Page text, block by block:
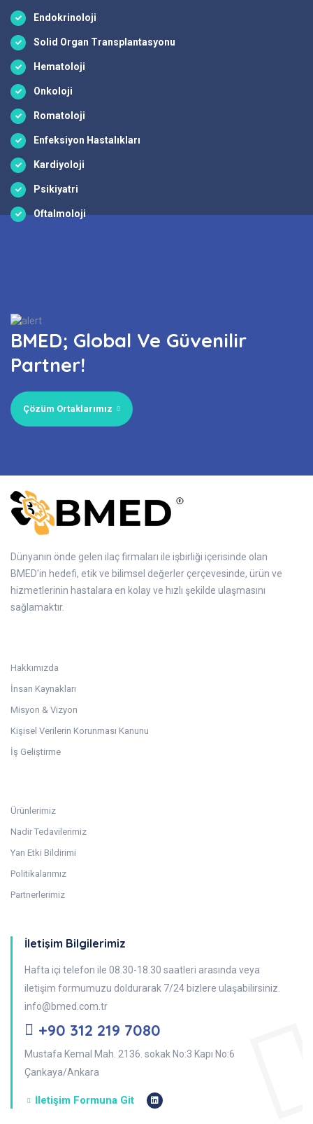
Endokrinoloji
Solid Organ Transplantasyonu
Hematoloji
Onkoloji
Romatoloji
Enfeksiyon Hastalıkları
Kardiyoloji
Psikiyatri
Oftalmoloji
BMED; Global Ve Güvenilir
Partner!
Çözüm Ortaklarımız
Dünyanın önde gelen ilaç firmaları ile işbirliği içerisinde olan
BMED'in hedefi, etik ve bilimsel değerler çerçevesinde, ürün ve
hizmetlerinin hastalara en kolay ve hızlı şekilde ulaşmasını
sağlamaktır.
Hakkımızda
İnsan Kaynakları
Misyon & Vizyon
Kişisel Verilerin Korunması Kanunu
İş Geliştirme
Ürünlerimiz
Nadir Tedavilerimiz
Yan Etki Bildirimi
Politikalarımız
Partnerlerimiz
İletişim Bilgilerimiz
Hafta içi telefon ile 08.30-18.30 saatleri arasında veya
iletişim formumuzu doldurarak 7/24 bizlere ulaşabilirsiniz.
info@bmed.com.tr
+90 312 219 7080
Mustafa Kemal Mah. 2136. sokak No:3 Kapı No:6
Çankaya/Ankara
İletişim Formuna Git